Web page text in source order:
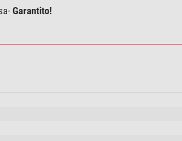
Garantito!